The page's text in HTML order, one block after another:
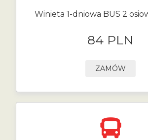
Winieta 1-dniowa BUS 2
84 PLN
ZAMÓW